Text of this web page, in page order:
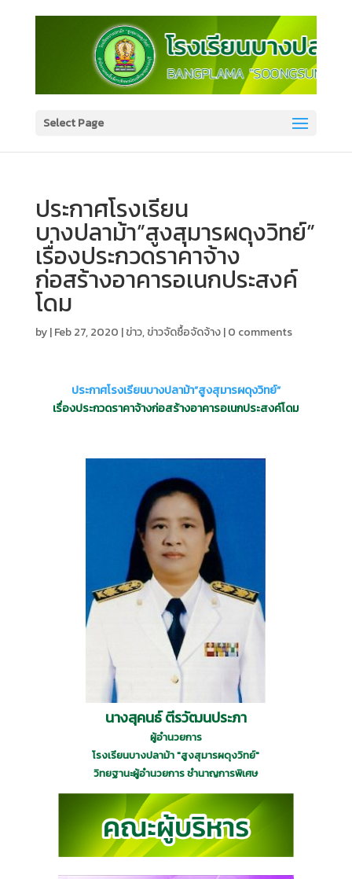
Select Page
ประกาศโรงเรียน
บางปลาม้า”สูงสุมารผดุงวิทย์”
เรื่องประกวดราคาจ้าง
ก่อสร้างอาคารอเนกประสงค์
โดม
by|Feb 27, 2020 |ข่าว,ข่าวจัดซื้อจัดจ้าง|0 comments
ประกาศโรงเรียนบางปลาม้า”สูงสุมารผดุงวิทย์”
เรื่องประกวดราคาจ้างก่อสร้างอาคารอเนกประสงค์โดม
นางสุคนธ์ ตีรวัฒนประภา
ผู้อำนวยการ
โรงเรียนบางปลาม้า "สูงสุมารผดุงวิทย์"
วิทยฐานะผู้อำนวยการ ชำนาญการพิเศษ